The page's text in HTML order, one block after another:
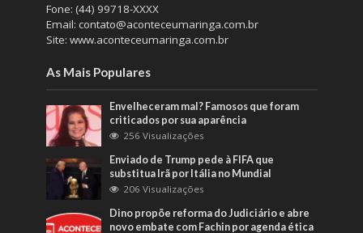
Fone: (44) 99718-XXXX
Email: contato@aconteceumaringa.com.br
Site: www.aconteceumaringa.com.br
As Mais Populares
Envelheceram mal? Famosos que foram
criticados por sua aparência
256 Visualizações
Enviado de Trump pede à FIFA que
substitua Irã por Itália no Mundial
206 Visualizações
Dino propõe reforma do Judiciário e abre
novo embate com Fachin por agenda ética